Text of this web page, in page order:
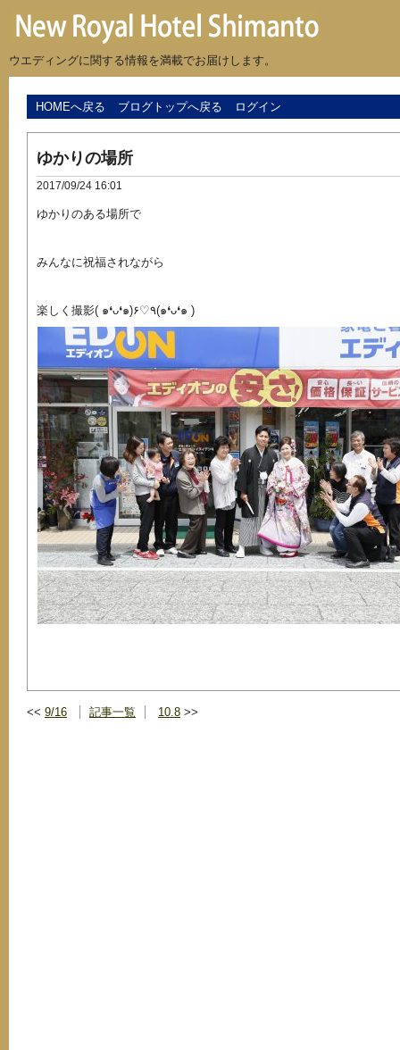
ウエディングに関する情報を満載でお届けします。
HOMEへ戻る ブログトップへ戻る ログイン
ゆかりの場所
2017/09/24 16:01
ゆかりのある場所で
みんなに祝福されながら
楽しく撮影( ๑❛ᴗ❛๑)۶♡٩(๑❛ᴗ❛๑ )
9/16 記事一覧 10.8